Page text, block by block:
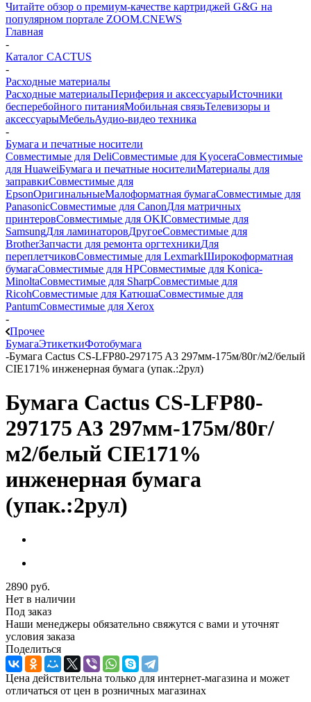
Читайте обзор о премиум-качестве картриджей G&G на
популярном портале ZOOM.CNEWS
Главная
-
Каталог CACTUS
-
Расходные материалы
Расходные материалыПериферия и аксессуарыИсточники
бесперебойного питанияМобильная связьТелевизоры и
аксессуарыМебельАудио-видео техника
-
Бумага и печатные носители
Совместимые для DeliСовместимые для KyoceraСовместимые
для HuaweiБумага и печатные носителиМатериалы для
заправкиСовместимые для
EpsonОригинальныеМалоформатная бумагаСовместимые для
PanasonicСовместимые для CanonДля матричных
принтеровСовместимые для OKIСовместимые для
SamsungДля ламинаторовДругоеСовместимые для
BrotherЗапчасти для ремонта оргтехникиДля
переплетчиковСовместимые для LexmarkШирокоформатная
бумагаСовместимые для HPСовместимые для Konica-
MinoltaСовместимые для SharpСовместимые для
RicohСовместимые для КатюшаСовместимые для
PantumСовместимые для Xerox
-
Прочее
БумагаЭтикеткиФотобумага
-Бумага Cactus CS-LFP80-297175 A3 297мм-175м/80г/м2/белый
CIE171% инженерная бумага (упак.:2рул)
Бумага Cactus CS-LFP80-
297175 A3 297мм-175м/80г/
м2/белый CIE171%
инженерная бумага
(упак.:2рул)
2890 руб.
Нет в наличии
Под заказ
Наши менеджеры обязательно свяжутся с вами и уточнят
условия заказа
Поделиться
Цена действительна только для интернет-магазина и может
отличаться от цен в розничных магазинах